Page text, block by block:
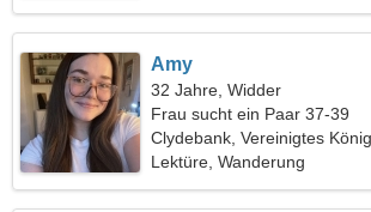
Amy
32 Jahre, Widder
Frau sucht ein Paar 37-39
Clydebank, Vereinigtes
Lektüre, Wanderung